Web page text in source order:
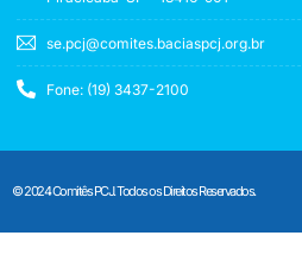
se.pcj@comites.baciaspcj.org.br
Fone: (19) 3437-2100
© 2024 Comitês PCJ. Todos os Direitos Reservados.